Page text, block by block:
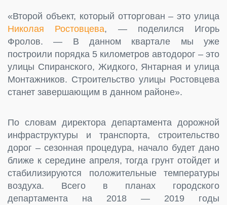
«Второй объект, который отторгован – это улица
Николая Ростовцева, — поделился Игорь
Фролов. — В данном квартале мы уже
построили порядка 5 километров автодорог – это
улицы Спиранского, Жидкого, Янтарная и улица
Монтажников. Строительство улицы Ростовцева
станет завершающим в данном районе».
По словам директора департамента дорожной
инфраструктуры и транспорта, строительство
дорог – сезонная процедура, начало будет дано
ближе к середине апреля, тогда грунт отойдет и
стабилизируются положительные температуры
воздуха. Всего в планах городского
департамента на 2018 — 2019 годы